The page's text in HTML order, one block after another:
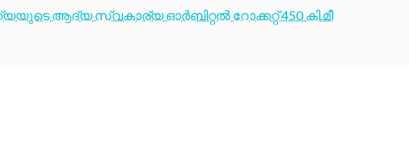
ആദ്യ സ്വകാര്യ ഓർബിറ്റൽ റോക്കറ്റ് 450 കി.മീ